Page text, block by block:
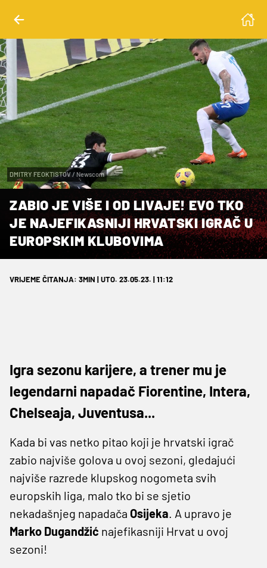
DMITRY FEOKTISTOV / Newscom
ZABIO JE VIŠE I OD LIVAJE! EVO TKO
JE NAJEFIKASNIJI HRVATSKI IGRAČ U
EUROPSKIM KLUBOVIMA
VRIJEME ČITANJA: 3MIN | UTO. 23.05.23. | 11:12
Igra sezonu karijere, a trener mu je
legendarni napadač Fiorentine, Intera,
Chelseaja, Juventusa...
Kada bi vas netko pitao koji je hrvatski igrač
zabio najviše golova u ovoj sezoni, gledajući
najviše razrede klupskog nogometa svih
europskih liga, malo tko bi se sjetio
nekadašnjeg napadača Osijeka. A upravo je
Marko Dugandžić najefikasniji Hrvat u ovoj
sezoni!